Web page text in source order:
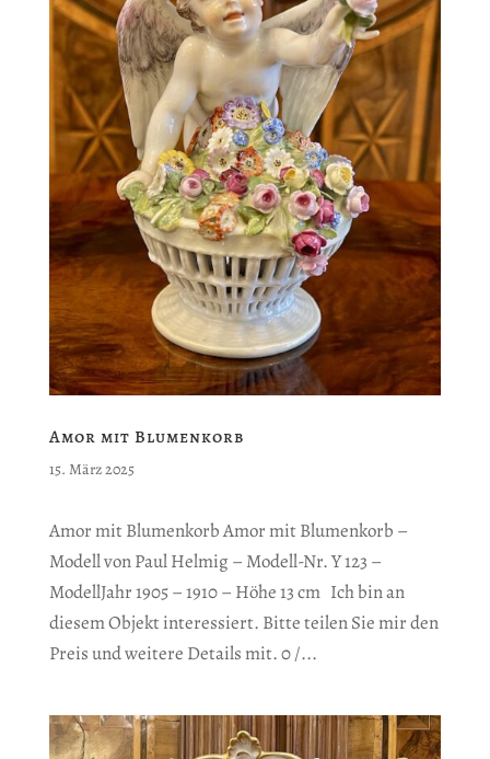
Amor mit Blumenkorb
15. März 2025
Amor mit Blumenkorb Amor mit Blumenkorb –
Modell von Paul Helmig – Modell-Nr. Y 123 –
ModellJahr 1905 – 1910 – Höhe 13 cm Ich bin an
diesem Objekt interessiert. Bitte teilen Sie mir den
Preis und weitere Details mit. 0 /...